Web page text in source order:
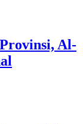
Al-